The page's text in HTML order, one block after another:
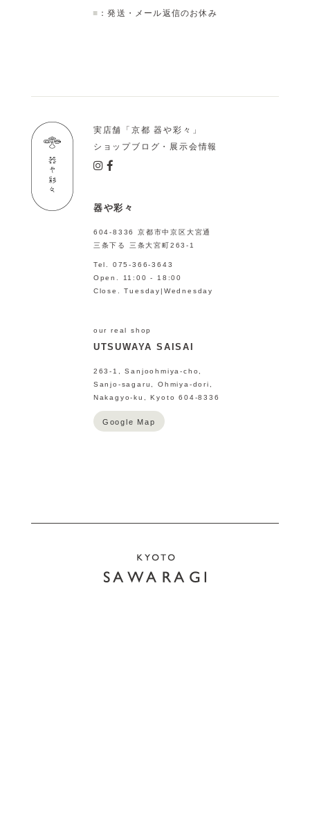
■ ：発送・メール返信のお休み
実店舗「京都 器や彩々」
ショップブログ・展示会情報
器や彩々
604-8336 京都市中京区大宮通
三条下る 三条大宮町263-1
Tel. 075-366-3643
Open. 11:00 - 18:00
Close. Tuesday|Wednesday
our real shop
UTSUWAYA SAISAI
263-1, Sanjoohmiya-cho,
Sanjo-sagaru, Ohmiya-dori,
Nakagyo-ku, Kyoto 604-8336
Google Map